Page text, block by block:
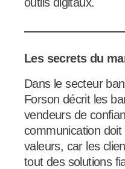
Les secrets du
Dans le secteur
Forson décrit les
vendeurs de
communication
valeurs, car les
tout des solutions